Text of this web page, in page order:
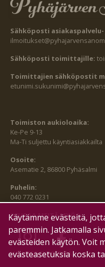
Sähköposti
Sähköposti toimittajille:
Toimittajien sähköpostit
Toimiston aukioloaika:
Ke-Pe 9-13
Ma-Ti suljettu käyntiasiakkailta
Osoite:
Asematie 2, 86800 Pyhäsalmi
Puhelin:
040 772 0231
SEURAA MEITÄ MYÖS:
HALLITSE EVÄSTEITÄ
Käytämme evästeitä,
paremmin. Jatkamalla
evästeiden käytön. Voit
evästeasetuksia koska